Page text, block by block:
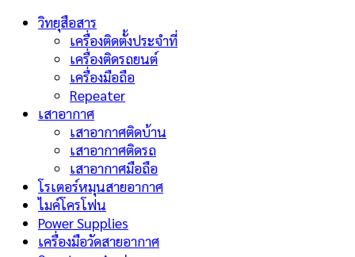
วิทยุสือสาร
เครื่องติดตั้งประจำที่
เครื่องติดรถยนต์
เครื่องมือถือ
Repeater
เสาอากาศ
เสาอากาศติดบ้าน
เสาอากาศติดรถ
เสาอากาศมือถือ
โรเตอร์หมุนสายอากาศ
ไมค์โครโฟน
Power Supplies
เครื่องมือวัดสายอากาศ